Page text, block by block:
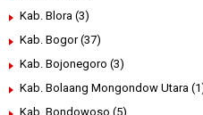
Kab. Blora (3)
Kab. Bogor (37)
Kab. Bojonegoro (3)
Kab. Bolaang Mongondow Utara
Kab. Bondowoso (5)